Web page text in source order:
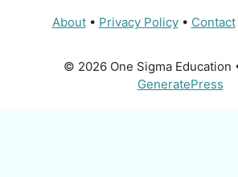
About• Privacy Policy• Contact
© 2026 One Sigma Education
GeneratePress